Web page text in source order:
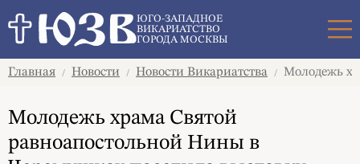
ЮГО-ЗАПАДНОЕ
ВИКАРИАТСТВО
ГОРОДА МОСКВЫ
Главная / Новости / Новости Викариатства / Молодежь
Молодежь храма Святой
равноапостольной Нины в